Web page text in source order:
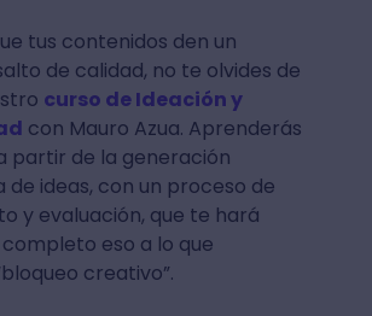
tus contenidos den un
de calidad, no te olvides de
curso de Ideación y
con Mauro Azua. Aprenderás
partir de la generación
de ideas, con un proceso de
y evaluación, que te hará
eso a lo que
creativo”.